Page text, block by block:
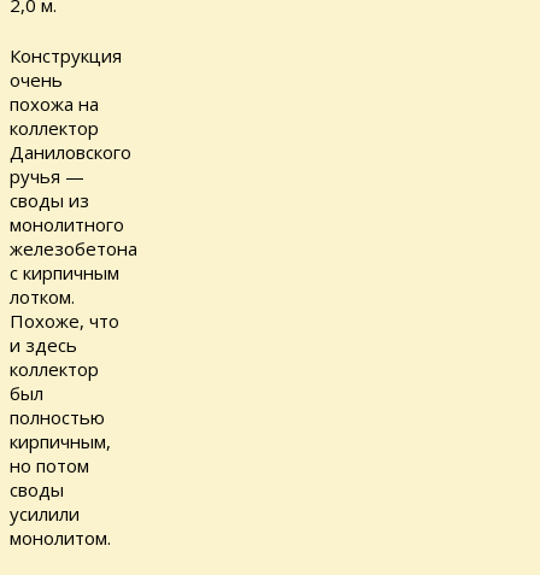
Конструкция
очень
похожа на
коллектор
Даниловского
ручья —
своды из
монолитного
железобетона
с кирпичным
лотком.
Похоже, что
и здесь
коллектор
был
полностью
кирпичным,
но потом
своды
усилили
монолитом.